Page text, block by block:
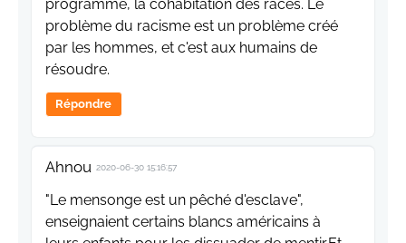
programmé, la cohabitation des races. Le
problème du racisme est un problème créé
par les hommes, et c'est aux humains de
résoudre.
Répondre
Ahnou 2020-06-30 15:16:57
"Le mensonge est un pêché d'esclave",
enseignaient certains blancs américains à